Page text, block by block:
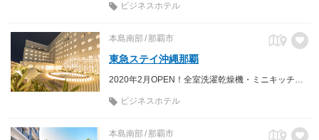
ビジネスホテル
本島南部 那覇市
東急ステイ沖縄那覇
ビジネスホテル
本島南部 那覇市